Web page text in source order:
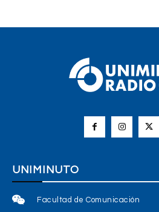
UNIMINUTO
Facultad de Comunicación